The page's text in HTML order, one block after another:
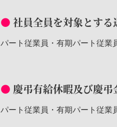
社員全員を対象とする
パート従業員・有期パート従業
慶弔有給休暇及び慶弔
パート従業員・有期パート従業